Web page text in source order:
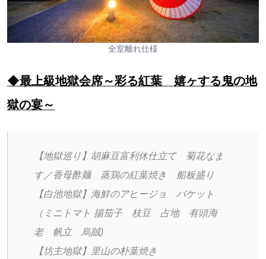
全室離れ仕様
◆最上級地獄会席～彩る紅葉 嬉ヶする鬼の地
獄の宴～
【地獄巡り】胡麻豆富利休仕立て　菊花なま
す／香母酢麺　蒸鶏の紅葉焼き　船板盛り
【白池地獄】海鮮のアヒージョ　バケット
（ミニトマト 揚茄子　枝豆　占地　有頭海
老　帆立　烏賊)
【坊主地獄】里山の朴葉焼き